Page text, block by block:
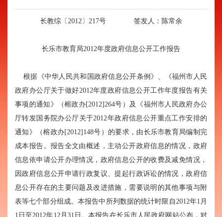
长教综〔2012〕217号 签发人：陈常余
长乐市教育局2012年度政府信息公开工作报告
根据《中华人民共和国政府信息公开条例》、《福州市人民
政府办公厅关于做好2012年度政府信息公开工作年度报告有关
事项的通知》（榕政办[2012]264号）及《福州市人民政府办公
厅转发国务院办公厅关于2012年政府信息公开重点工作安排的
通知》（榕政办[2012]148号）的要求，由长乐市教育局编制完
成本报告。报告全文由概述，主动公开政府信息的情况，政府
信息依申请公开办理情况，政府信息公开的收费及减免情况，
因政府信息公开申请行政复议、提起行政诉讼的情况，政府信
息公开存在的主要问题及改进措施，需要说明的其他事项与附
表等七个部分组成。本报告中所列数据的统计时限自2012年1月
1日至2012年12月31日。本报告在长乐市人民政府网站公布，对